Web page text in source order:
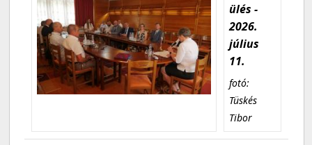
ülés -
2026.
július
11.
fotó:
Tüskés
Tibor